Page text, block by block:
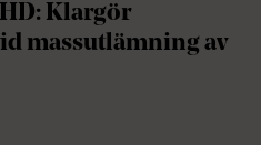
Klargör
massutlämning av